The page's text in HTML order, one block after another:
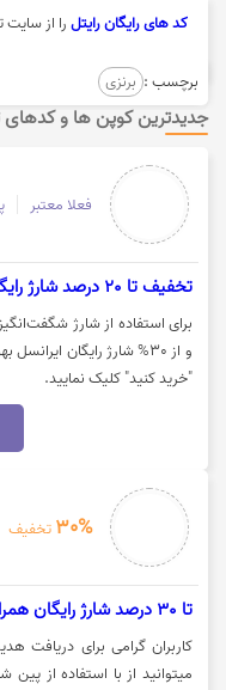
کد های رایگان رایتلرا از
برچسب : برنزی
جدیدترین کوپن ها و
فعلا معتبر
تخفیف تا 20 درصد شارژ رایگان ایرانسل
و از 30% شارژ رایگان
"خرید کنید" کلیک نمایید.
30% تخفیف
تا 30 درصد شارژ رایگان همراه اول ویژه بانوان
میتوانید از با استفاده از